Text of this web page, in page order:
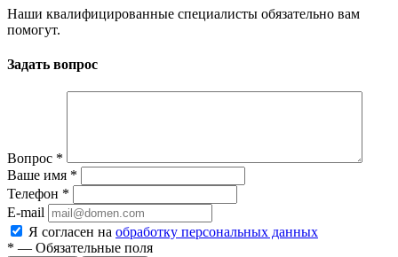
Наши квалифицированные специалисты обязательно вам
помогут.
Задать вопрос
Вопрос *
Ваше имя *
Телефон *
E-mail
Я согласен на обработку персональных данных
* — Обязательные поля